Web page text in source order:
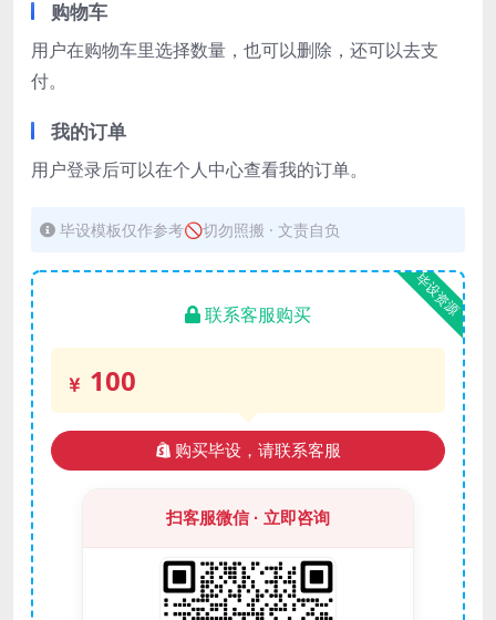
购物车
用户在购物车里选择数量，也可以删除，还可以去支
付。
我的订单
用户登录后可以在个人中心查看我的订单。
毕设模板仅作参考🚫切勿照搬 · 文责自负
毕设资源
联系客服购买
100
购买毕设，请联系客服
扫客服微信 · 立即咨询